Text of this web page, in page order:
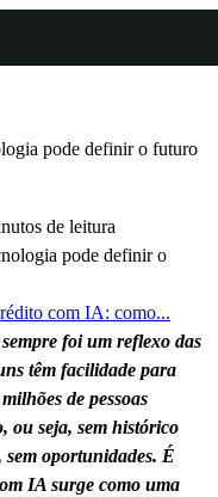
pode definir o futuro
de leitura
com IA: como...
foi um reflexo das
têm facilidade para
de pessoas
ou seja, sem histórico
sem oportunidades. É
IA surge como uma